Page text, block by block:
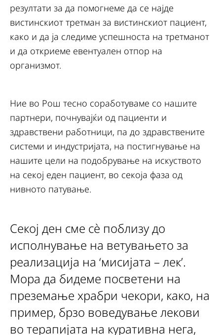
резултати за да помогнеме да се најде
вистинскиот третман за вистинскиот пациент,
како и да ја следиме успешноста на третманот
и да откриеме евентуален отпор на
организмот.
Ние во Рош тесно соработуваме со нашите
партнери, почнувајќи од пациенти и
здравствени работници, па до здравствените
системи и индустријата, на постигнување на
нашите цели на подобрување на искуството
на секој еден пациент, во секоја фаза од
нивното патување.
Секој ден сме сè поблизу до
исполнување на ветувањето за
реализација на ‘мисијата – лек’.
Мора да бидеме посветени на
преземање храбри чекори, како, на
пример, брзо воведување лекови
во терапијата на куративна нега,